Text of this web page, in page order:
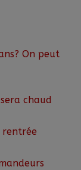
On peut
chaud
rentrée